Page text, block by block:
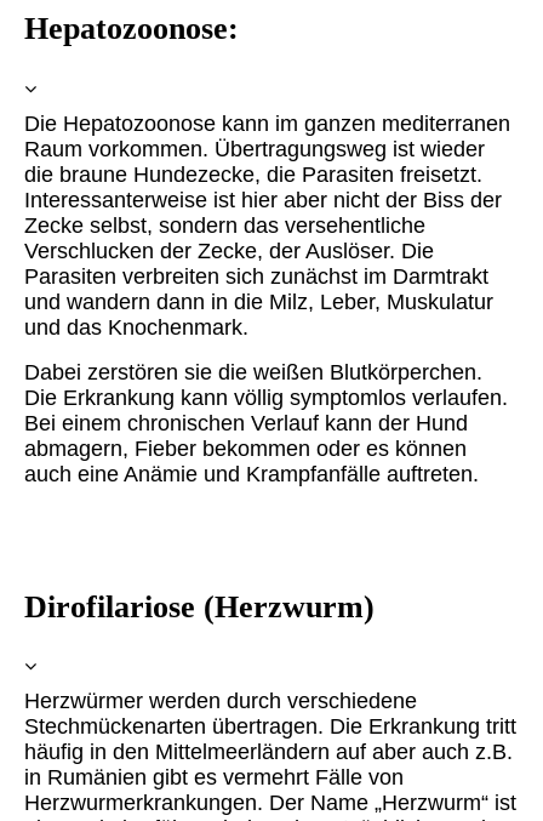
Hepatozoonose:
Die Hepatozoonose kann im ganzen mediterranen
Raum vorkommen. Übertragungsweg ist wieder
die braune Hundezecke, die Parasiten freisetzt.
Interessanterweise ist hier aber nicht der Biss der
Zecke selbst, sondern das versehentliche
Verschlucken der Zecke, der Auslöser. Die
Parasiten verbreiten sich zunächst im Darmtrakt
und wandern dann in die Milz, Leber, Muskulatur
und das Knochenmark.
Dabei zerstören sie die weißen Blutkörperchen.
Die Erkrankung kann völlig symptomlos verlaufen.
Bei einem chronischen Verlauf kann der Hund
abmagern, Fieber bekommen oder es können
auch eine Anämie und Krampfanfälle auftreten.
Dirofilariose (Herzwurm)
Herzwürmer werden durch verschiedene
Stechmückenarten übertragen. Die Erkrankung tritt
häufig in den Mittelmeerländern auf aber auch z.B.
in Rumänien gibt es vermehrt Fälle von
Herzwurmerkrankungen. Der Name „Herzwurm“ ist